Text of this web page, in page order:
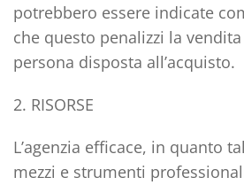
potrebbero essere indicate
che questo penalizzi la
persona disposta all’acquisto.
2. RISORSE
L’agenzia efficace, in quanto
mezzi e strumenti